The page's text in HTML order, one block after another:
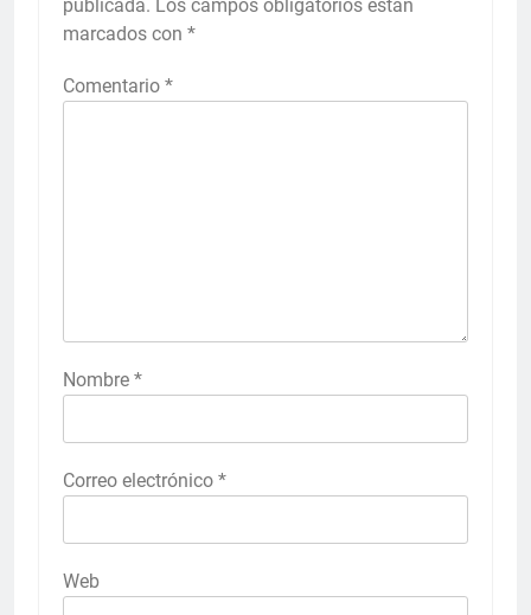
publicada. Los campos obligatorios están
marcados con *
Comentario *
Nombre *
Correo electrónico *
Web